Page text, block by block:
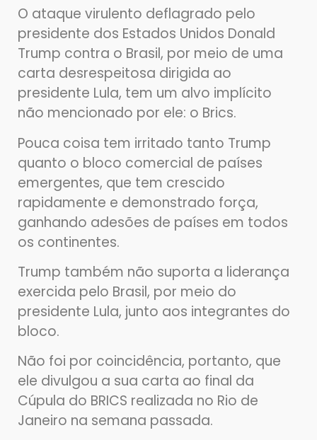
O ataque virulento deflagrado pelo
presidente dos Estados Unidos Donald
Trump contra o Brasil, por meio de uma
carta desrespeitosa dirigida ao
presidente Lula, tem um alvo implícito
não mencionado por ele: o Brics.
Pouca coisa tem irritado tanto Trump
quanto o bloco comercial de países
emergentes, que tem crescido
rapidamente e demonstrado força,
ganhando adesões de países em todos
os continentes.
Trump também não suporta a liderança
exercida pelo Brasil, por meio do
presidente Lula, junto aos integrantes do
bloco.
Não foi por coincidência, portanto, que
ele divulgou a sua carta ao final da
Cúpula do BRICS realizada no Rio de
Janeiro na semana passada.